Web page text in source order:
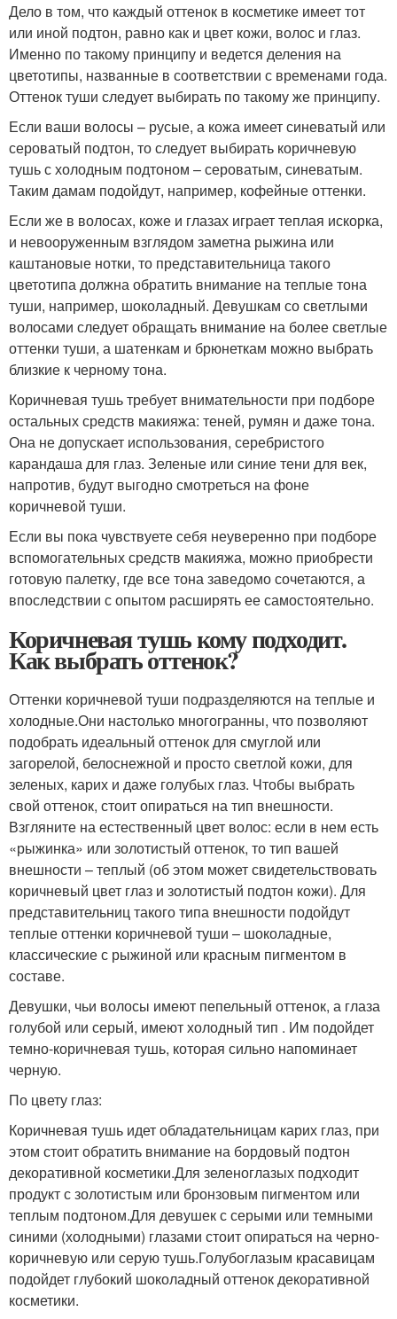
Дело в том, что каждый оттенок в косметике имеет тот
или иной подтон, равно как и цвет кожи, волос и глаз.
Именно по такому принципу и ведется деления на
цветотипы, названные в соответствии с временами года.
Оттенок туши следует выбирать по такому же принципу.
Если ваши волосы – русые, а кожа имеет синеватый или
сероватый подтон, то следует выбирать коричневую
тушь с холодным подтоном – сероватым, синеватым.
Таким дамам подойдут, например, кофейные оттенки.
Если же в волосах, коже и глазах играет теплая искорка,
и невооруженным взглядом заметна рыжина или
каштановые нотки, то представительница такого
цветотипа должна обратить внимание на теплые тона
туши, например, шоколадный. Девушкам со светлыми
волосами следует обращать внимание на более светлые
оттенки туши, а шатенкам и брюнеткам можно выбрать
близкие к черному тона.
Коричневая тушь требует внимательности при подборе
остальных средств макияжа: теней, румян и даже тона.
Она не допускает использования, серебристого
карандаша для глаз. Зеленые или синие тени для век,
напротив, будут выгодно смотреться на фоне
коричневой туши.
Если вы пока чувствуете себя неуверенно при подборе
вспомогательных средств макияжа, можно приобрести
готовую палетку, где все тона заведомо сочетаются, а
впоследствии с опытом расширять ее самостоятельно.
Коричневая тушь кому подходит.
Как выбрать оттенок?
Оттенки коричневой туши подразделяются на теплые и
холодные.Они настолько многогранны, что позволяют
подобрать идеальный оттенок для смуглой или
загорелой, белоснежной и просто светлой кожи, для
зеленых, карих и даже голубых глаз. Чтобы выбрать
свой оттенок, стоит опираться на тип внешности.
Взгляните на естественный цвет волос: если в нем есть
«рыжинка» или золотистый оттенок, то тип вашей
внешности – теплый (об этом может свидетельствовать
коричневый цвет глаз и золотистый подтон кожи). Для
представительниц такого типа внешности подойдут
теплые оттенки коричневой туши – шоколадные,
классические с рыжиной или красным пигментом в
составе.
Девушки, чьи волосы имеют пепельный оттенок, а глаза
голубой или серый, имеют холодный тип . Им подойдет
темно-коричневая тушь, которая сильно напоминает
черную.
По цвету глаз:
Коричневая тушь идет обладательницам карих глаз, при
этом стоит обратить внимание на бордовый подтон
декоративной косметики.Для зеленоглазых подходит
продукт с золотистым или бронзовым пигментом или
теплым подтоном.Для девушек с серыми или темными
синими (холодными) глазами стоит опираться на черно-
коричневую или серую тушь.Голубоглазым красавицам
подойдет глубокий шоколадный оттенок декоративной
косметики.